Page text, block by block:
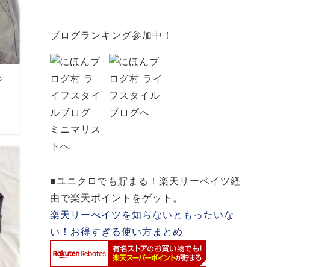
ブログランキング参加中！
■ユニクロでも貯まる！楽天リーベイツ経
由で楽天ポイントをゲット。
楽天リーべイツを知らないともったいな
い！お得すぎる使い方まとめ